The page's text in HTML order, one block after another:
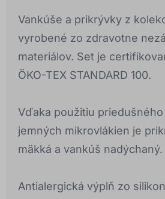
Vankúše a prikrývky z
vyrobené zo zdravotne
materiálov. Set je
ÖKO-TEX STANDARD 100.
Vďaka použitiu
jemných mikrovlákien je
mäkká a vankúš nadýchaný.
Antialergická výplň zo